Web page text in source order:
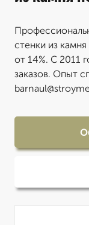
стенки из
от 14%. С 2011
заказов. Опыт